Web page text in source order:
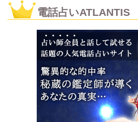
電話占いATLANTIS